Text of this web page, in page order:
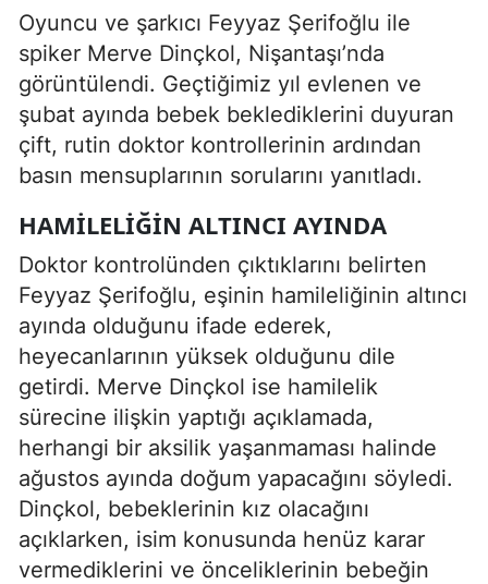
Oyuncu ve şarkıcı Feyyaz Şerifoğlu ile
spiker Merve Dinçkol, Nişantaşı’nda
görüntülendi. Geçtiğimiz yıl evlenen ve
şubat ayında bebek beklediklerini duyuran
çift, rutin doktor kontrollerinin ardından
basın mensuplarının sorularını yanıtladı.
HAMILELIĞIN ALTINCI AYINDA
Doktor kontrolünden çıktıklarını belirten
Feyyaz Şerifoğlu, eşinin hamileliğinin altıncı
ayında olduğunu ifade ederek,
heyecanlarının yüksek olduğunu dile
getirdi. Merve Dinçkol ise hamilelik
sürecine ilişkin yaptığı açıklamada,
herhangi bir aksilik yaşanmaması halinde
ağustos ayında doğum yapacağını söyledi.
Dinçkol, bebeklerinin kız olacağını
açıklarken, isim konusunda henüz karar
vermediklerini ve önceliklerinin bebeğin